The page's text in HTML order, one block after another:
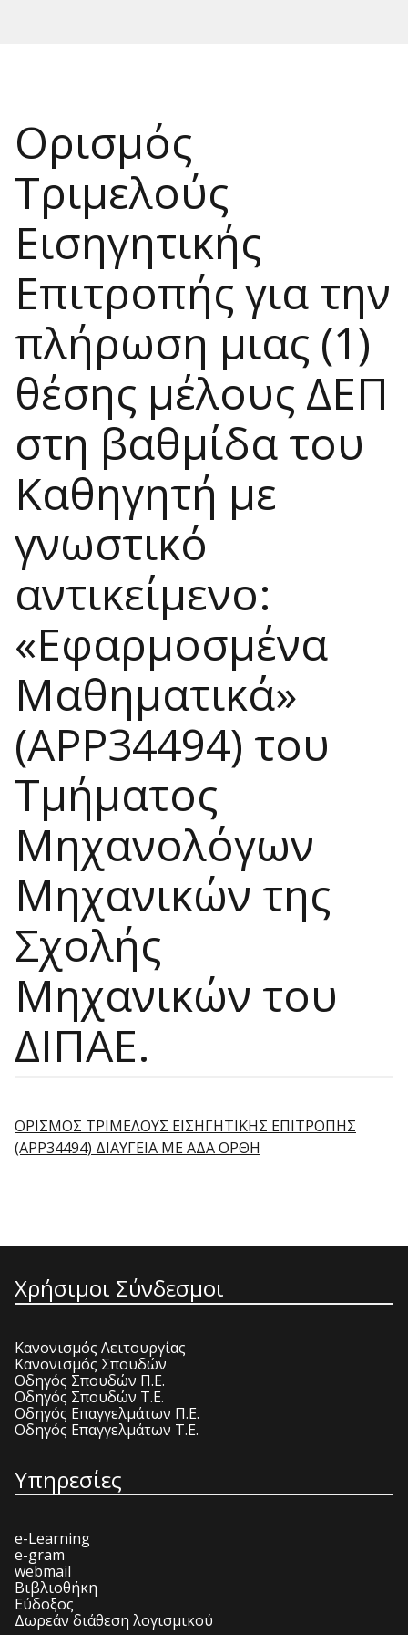
Ορισμός
Τριμελούς
Εισηγητικής
Επιτροπής για την
πλήρωση μιας (1)
θέσης μέλους ΔΕΠ
στη βαθμίδα του
Καθηγητή με
γνωστικό
αντικείμενο:
«Εφαρμοσμένα
Μαθηματικά»
(APP34494) του
Τμήματος
Μηχανολόγων
Μηχανικών της
Σχολής
Μηχανικών του
ΔΙΠΑΕ.
ΟΡΙΣΜΟΣ ΤΡΙΜΕΛΟΥΣ ΕΙΣΗΓΗΤΙΚΗΣ ΕΠΙΤΡΟΠΗΣ
(APP34494) ΔΙΑΥΓΕΙΑ ΜΕ ΑΔΑ ΟΡΘΗ
Χρήσιμοι Σύνδεσμοι
Κανονισμός Λειτουργίας
Κανονισμός Σπουδών
Οδηγός Σπουδών Π.Ε.
Οδηγός Σπουδών Τ.Ε.
Οδηγός Επαγγελμάτων Π.Ε.
Οδηγός Επαγγελμάτων Τ.Ε.
Υπηρεσίες
e-Learning
e-gram
webmail
Βιβλιοθήκη
Εύδοξος
Δωρεάν διάθεση λογισμικού